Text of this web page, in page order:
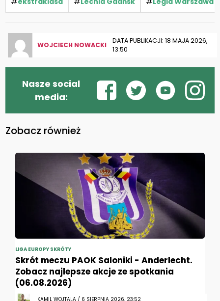
WOJCIECH NOWACKI
DATA PUBLIKACJI: 18 MAJA 2026,
13:50
Nasze social
media:
Zobacz również
LIGA EUROPY SKRÓTY
Skrót meczu PAOK Saloniki - Anderlecht.
Zobacz najlepsze akcje ze spotkania
(06.08.2026)
KAMIL WOJTALA / 6 SIERPNIA 2026, 23:52